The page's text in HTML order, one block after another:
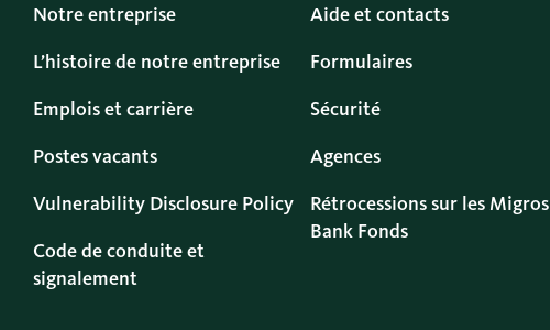
Notre entreprise
L’histoire de notre entreprise
Emplois et carrière
Postes vacants
Vulnerability Disclosure Policy
Code de conduite et
signalement
Aide et contacts
Formulaires
Sécurité
Agences
Rétrocessions sur les Migros
Bank Fonds